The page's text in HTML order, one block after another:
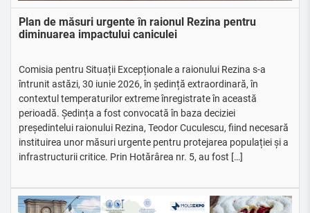
Plan de măsuri urgente în raionul Rezina pentru
diminuarea impactului caniculei
Comisia pentru Situații Excepționale a raionului Rezina s-a
întrunit astăzi, 30 iunie 2026, în ședință extraordinară, în
contextul temperaturilor extreme înregistrate în această
perioadă. Ședința a fost convocată în baza deciziei
președintelui raionului Rezina, Teodor Cuculescu, fiind necesară
instituirea unor măsuri urgente pentru protejarea populației și a
infrastructurii critice. Prin Hotărârea nr. 5, au fost […]